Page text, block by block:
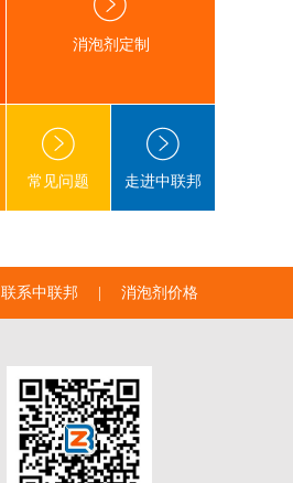
消泡剂定制
常见问题 走进中联邦
联系中联邦 消泡剂价格